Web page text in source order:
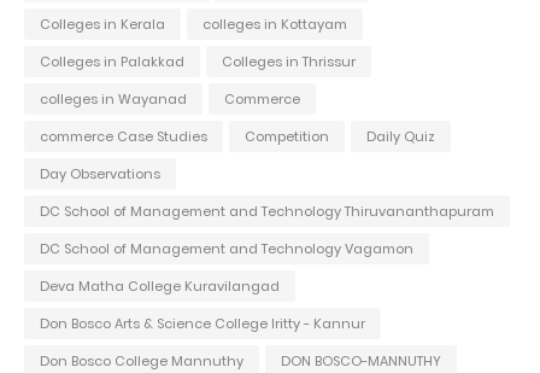
Colleges in Kerala
colleges in Kottayam
Colleges in Palakkad
Colleges in Thrissur
colleges in Wayanad
Commerce
commerce Case Studies
Competition
Daily Quiz
Day Observations
DC School of Management and Technology Thiruvananthapuram
DC School of Management and Technology Vagamon
Deva Matha College Kuravilangad
Don Bosco Arts & Science College Iritty - Kannur
Don Bosco College Mannuthy
DON BOSCO-MANNUTHY